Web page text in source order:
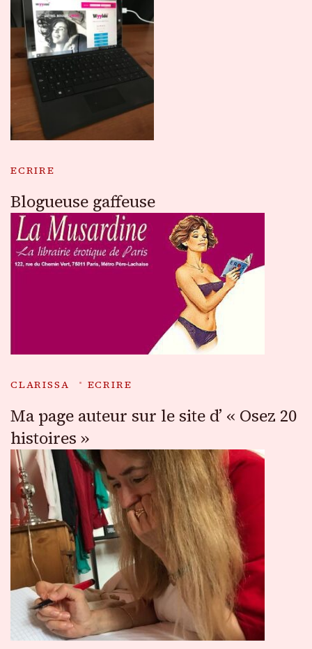
ECRIRE
Blogueuse gaffeuse
CLARISSA ECRIRE
Ma page auteur sur le site d’ « Osez 20
histoires »